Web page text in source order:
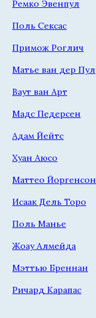
Ремко Эвенпул
Поль Сексас
Примож Роглич
Матье ван дер Пул
Ваут ван Арт
Мадс Педерсен
Адам Йейтс
Хуан Аюсо
Маттео Йоргенсон
Исаак Дель Торо
Поль Манье
Жоау Алмейда
Мэттью Бреннан
Ричард Карапас